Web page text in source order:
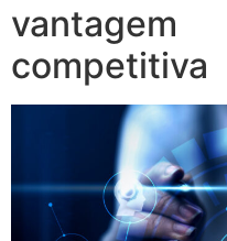
vantagem
competitiva